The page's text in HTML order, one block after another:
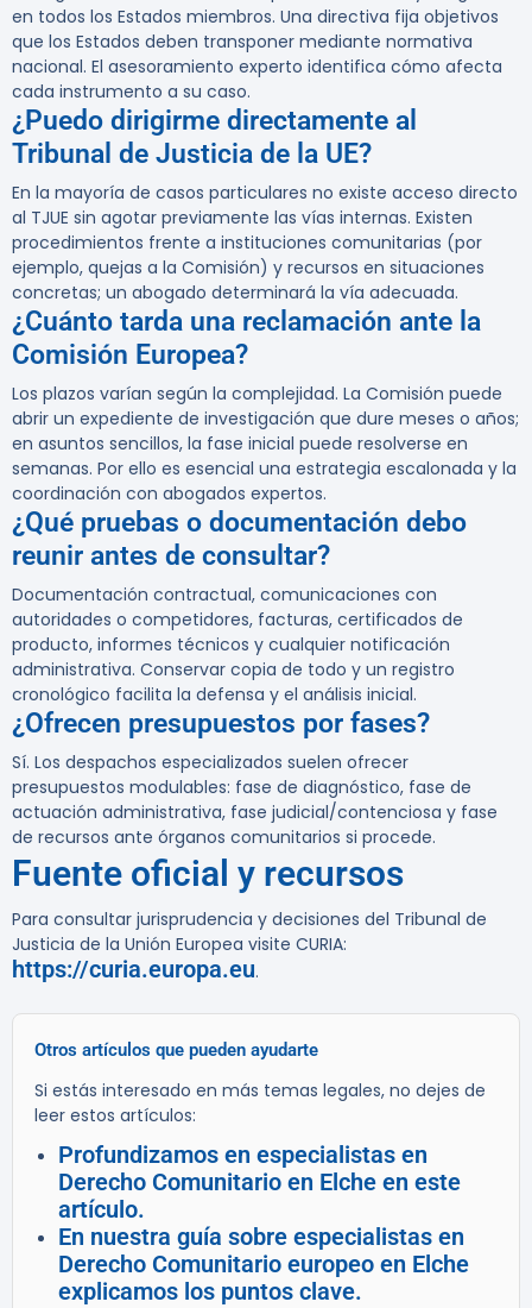
en todos los Estados miembros. Una directiva fija objetivos
que los Estados deben transponer mediante normativa
nacional. El asesoramiento experto identifica cómo afecta
cada instrumento a su caso.
¿Puedo dirigirme directamente al
Tribunal de Justicia de la UE?
En la mayoría de casos particulares no existe acceso directo
al TJUE sin agotar previamente las vías internas. Existen
procedimientos frente a instituciones comunitarias (por
ejemplo, quejas a la Comisión) y recursos en situaciones
concretas; un abogado determinará la vía adecuada.
¿Cuánto tarda una reclamación ante la
Comisión Europea?
Los plazos varían según la complejidad. La Comisión puede
abrir un expediente de investigación que dure meses o años;
en asuntos sencillos, la fase inicial puede resolverse en
semanas. Por ello es esencial una estrategia escalonada y la
coordinación con abogados expertos.
¿Qué pruebas o documentación debo
reunir antes de consultar?
Documentación contractual, comunicaciones con
autoridades o competidores, facturas, certificados de
producto, informes técnicos y cualquier notificación
administrativa. Conservar copia de todo y un registro
cronológico facilita la defensa y el análisis inicial.
¿Ofrecen presupuestos por fases?
Sí. Los despachos especializados suelen ofrecer
presupuestos modulables: fase de diagnóstico, fase de
actuación administrativa, fase judicial/contenciosa y fase
de recursos ante órganos comunitarios si procede.
Fuente oficial y recursos
Para consultar jurisprudencia y decisiones del Tribunal de
Justicia de la Unión Europea visite CURIA:
https://curia.europa.eu.
Otros artículos que pueden ayudarte
Si estás interesado en más temas legales, no dejes de
leer estos artículos:
Profundizamos en especialistas en
Derecho Comunitario en Elche en este
artículo.
En nuestra guía sobre especialistas en
Derecho Comunitario europeo en Elche
explicamos los puntos clave.